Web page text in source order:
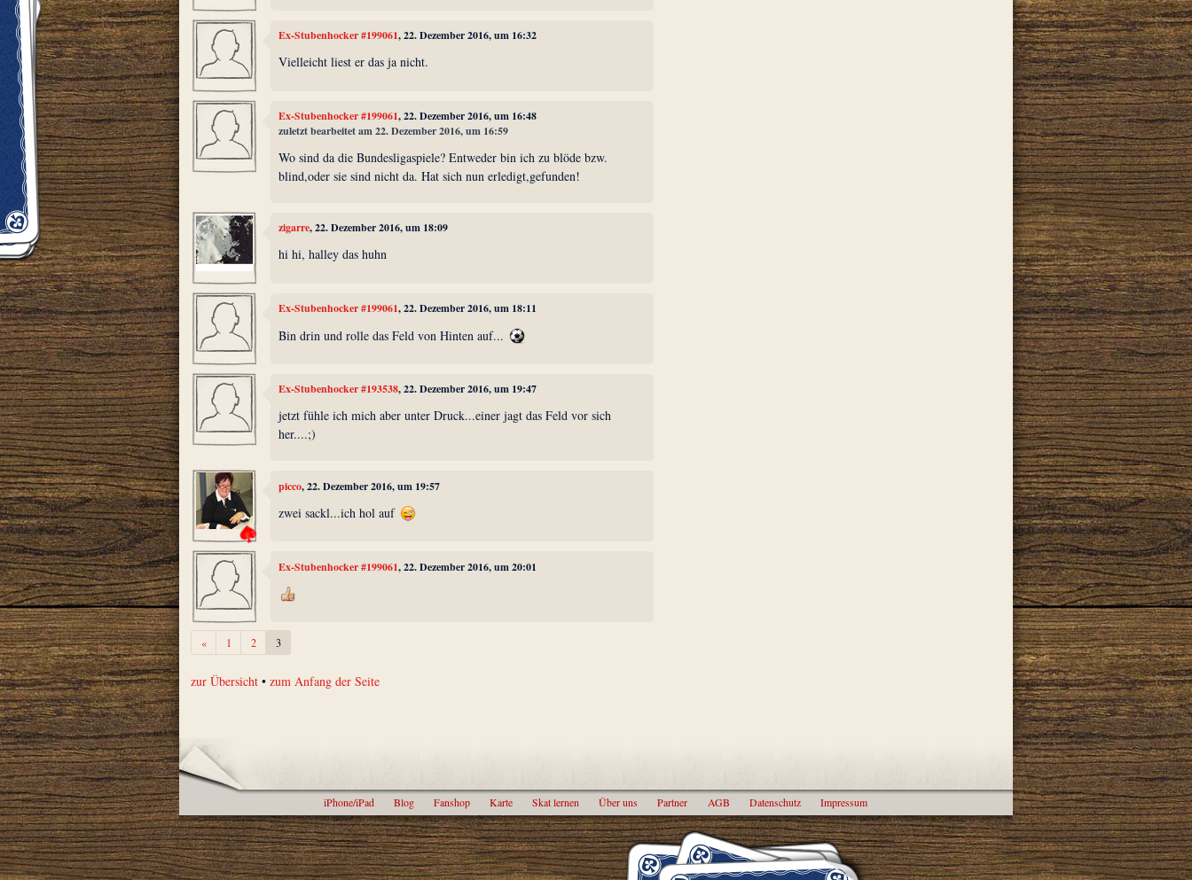
Ex-Stubenhocker #199061, 22. Dezember 2016, um 16:32
Vielleicht liest er das ja nicht.
Ex-Stubenhocker #199061, 22. Dezember 2016, um 16:48
zuletzt bearbeitet am 22. Dezember 2016, um 16:59
Wo sind da die Bundesligaspiele? Entweder bin ich zu blöde bzw.
blind,oder sie sind nicht da. Hat sich nun erledigt,gefunden!
zigarre, 22. Dezember 2016, um 18:09
hi hi, halley das huhn
Ex-Stubenhocker #199061, 22. Dezember 2016, um 18:11
Bin drin und rolle das Feld von Hinten auf...
Ex-Stubenhocker #193538, 22. Dezember 2016, um 19:47
jetzt fühle ich mich aber unter Druck...einer jagt das Feld vor sich
her....;)
picco, 22. Dezember 2016, um 19:57
zwei sackl...ich hol auf
Ex-Stubenhocker #199061, 22. Dezember 2016, um 20:01
«Zurück1 2 3
zur Übersicht •zum Anfang der Seite
iPhone/iPad Blog Fanshop Karte Skat lernen Über uns Partner AGB Datenschutz Impressum